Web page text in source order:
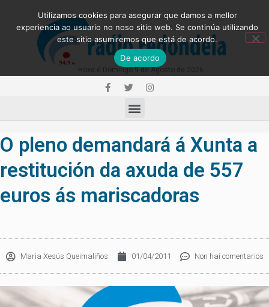
O pleno demandará á Xunta a
restitución da axuda de 557
euros ás mariscadoras
Maria Xesús Queimaliños 01/04/2011 Non hai comentarios
Utilizamos cookies para asegurar que damos a mellor
experiencia ao usuario no noso sitio web. Se continúa utilizando
este sitio asumiremos que está de acordo.
De acordo